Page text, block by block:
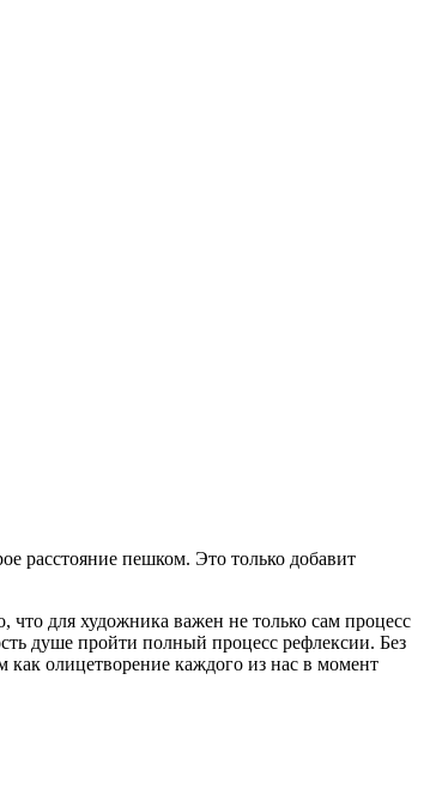
расстояние пешком. Это только добавит
для художника важен не только сам процесс
душе пройти полный процесс рефлексии. Без
как олицетворение каждого из нас в момент